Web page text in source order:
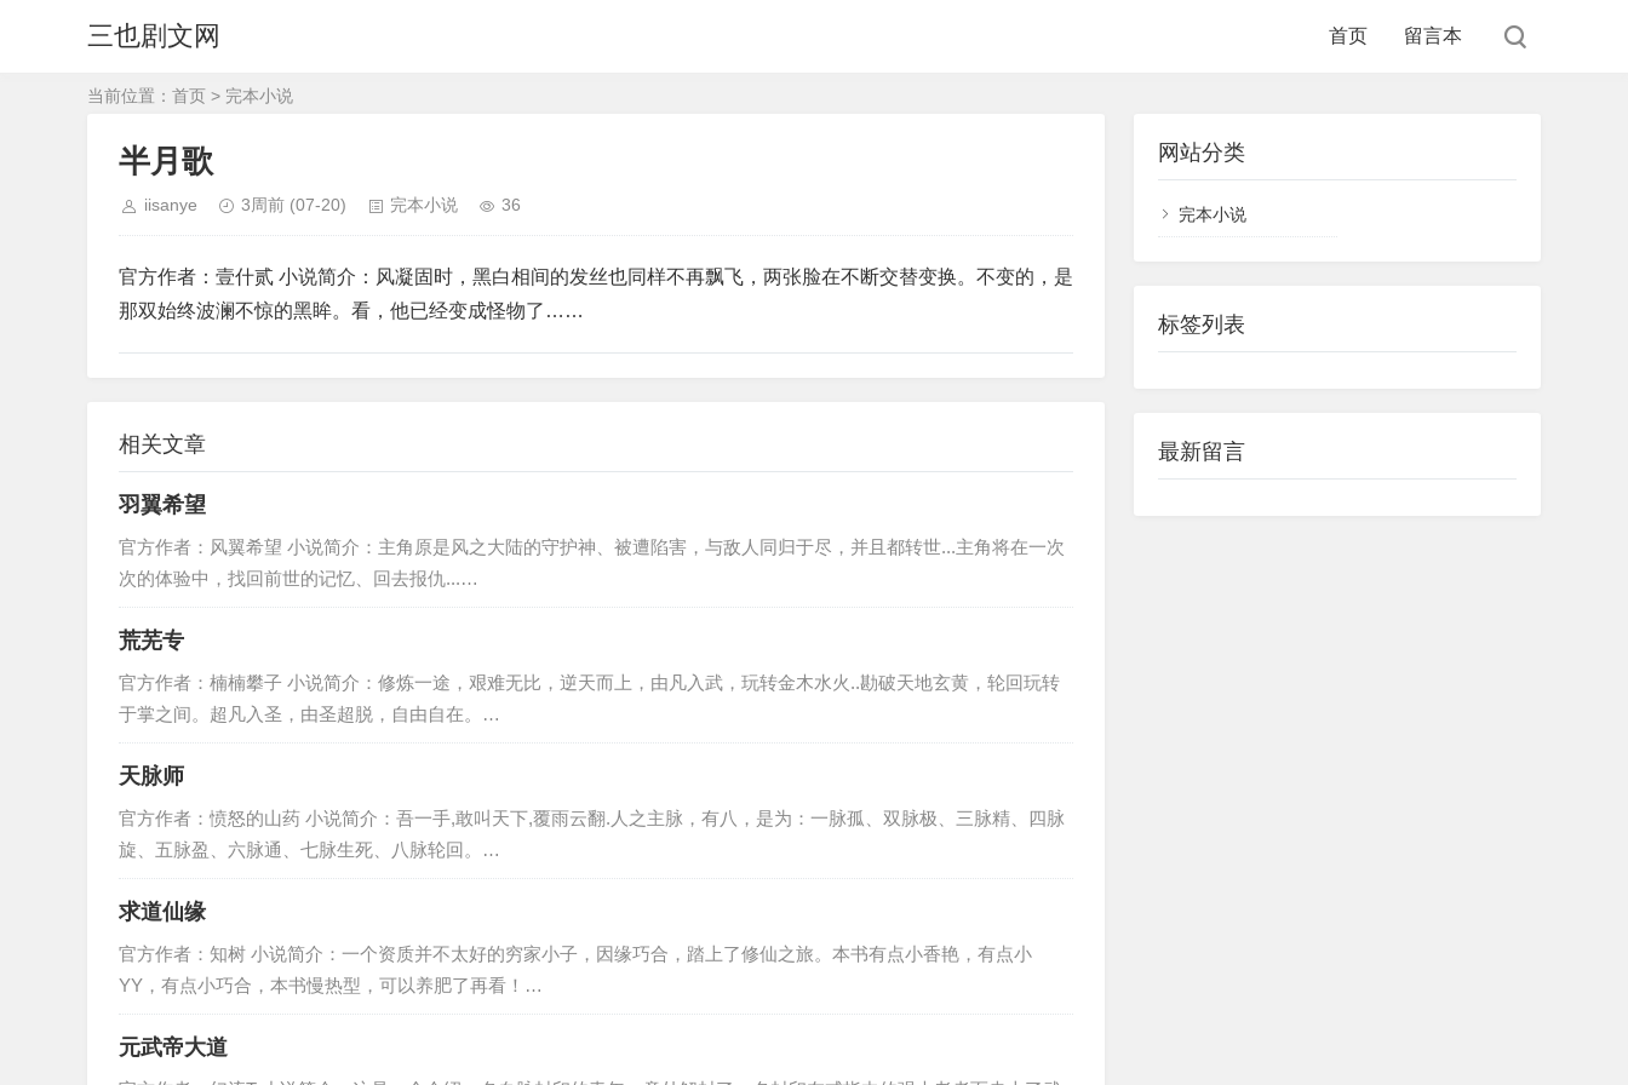
三也剧文网 首页 留言本
当前位置： 首页 > 完本小说
半月歌
iisanye 3周前 (07-20) 完本小说 36
官方作者：壹什贰 小说简介：风凝固时，黑白相间的发丝也同样不再飘飞，两张脸在不断交替变换。不变的，是
那双始终波澜不惊的黑眸。看，他已经变成怪物了……
相关文章
羽翼希望
官方作者：风翼希望 小说简介：主角原是风之大陆的守护神、被遭陷害，与敌人同归于尽，并且都转世...主角将在一次
次的体验中，找回前世的记忆、回去报仇...…
荒芜专
官方作者：楠楠攀子 小说简介：修炼一途，艰难无比，逆天而上，由凡入武，玩转金木水火..勘破天地玄黄，轮回玩转
于掌之间。超凡入圣，由圣超脱，自由自在。…
天脉师
官方作者：愤怒的山药 小说简介：吾一手,敢叫天下,覆雨云翻.人之主脉，有八，是为：一脉孤、双脉极、三脉精、四脉
旋、五脉盈、六脉通、七脉生死、八脉轮回。…
求道仙缘
官方作者：知树 小说简介：一个资质并不太好的穷家小子，因缘巧合，踏上了修仙之旅。本书有点小香艳，有点小
YY，有点小巧合，本书慢热型，可以养肥了再看！…
元武帝大道
网站分类
完本小说
标签列表
最新留言